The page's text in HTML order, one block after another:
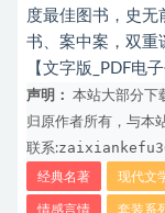
度最佳图书，史无
书、案中案，双重
【文字版_PDF电
声明：
本站大部分下
归原作者所有，与本
联系:
经典名著 现代文
情感言情 套装系